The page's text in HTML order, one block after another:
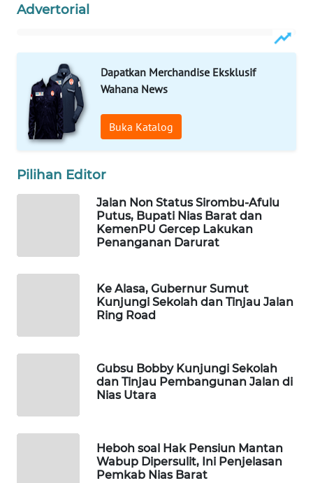
Advertorial
Dapatkan Merchandise Eksklusif
Wahana News
Buka Katalog
Pilihan Editor
Jalan Non Status Sirombu-Afulu
Putus, Bupati Nias Barat dan
KemenPU Gercep Lakukan
Penanganan Darurat
Ke Alasa, Gubernur Sumut
Kunjungi Sekolah dan Tinjau Jalan
Ring Road
Gubsu Bobby Kunjungi Sekolah
dan Tinjau Pembangunan Jalan di
Nias Utara
Heboh soal Hak Pensiun Mantan
Wabup Dipersulit, Ini Penjelasan
Pemkab Nias Barat
WAHANA
OTOMOTIF
WAHANA
HEALTH
WAHANA
WAHANA
LISTRIK